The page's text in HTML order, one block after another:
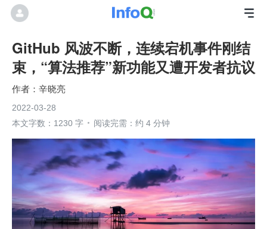
GitHub 风波不断，连续宕机事件刚结
束，“算法推荐”新功能又遭开发者抗议
辛晓亮
2022-03-28
本文字数：1230 字
阅读完需：约 4 分钟